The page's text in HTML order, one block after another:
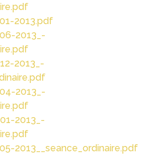
2013.pdf
2013_-
2013_-
2013_-
2013_-
2013__seance_ordinaire.pdf